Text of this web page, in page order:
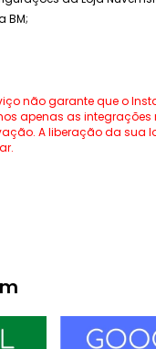
BM;
não garante que o
apenas as integrações
A liberação da sua